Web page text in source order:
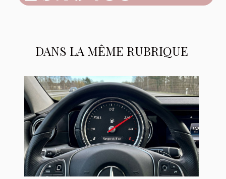
DANS LA MÊME RUBRIQUE